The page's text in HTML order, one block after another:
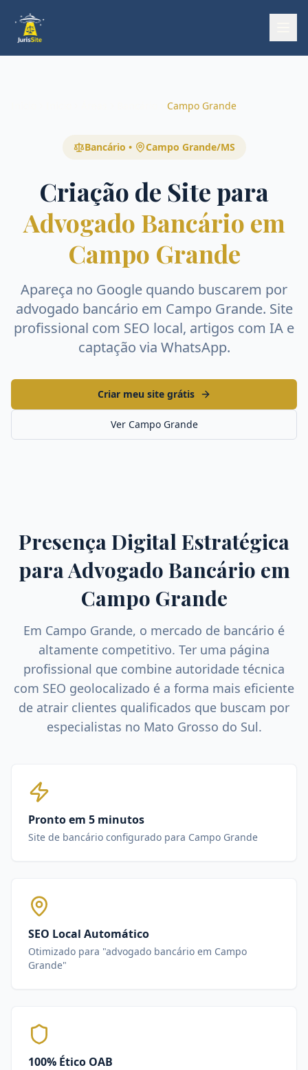
Campo Grande
Bancário • Campo Grande/MS
Criação de Site para
Advogado Bancário em
Campo Grande
Apareça no Google quando buscarem por
advogado bancário em Campo Grande. Site
profissional com SEO local, artigos com IA e
captação via WhatsApp.
Criar meu site grátis
Ver Campo Grande
Presença Digital Estratégica
paraAdvogado Bancário em
Campo Grande
Em Campo Grande, o mercado de bancário é
altamente competitivo. Ter uma página
profissional que combine autoridade técnica
com SEO geolocalizado é a forma mais eficiente
de atrair clientes qualificados que buscam por
especialistas no Mato Grosso do Sul.
Pronto em 5 minutos
Site de bancário configurado para Campo Grande
SEO Local Automático
Otimizado para "advogado bancário em Campo
Grande"
100% Ético OAB